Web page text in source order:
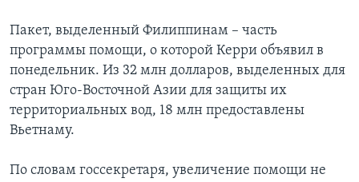
Пакет, выделенный Филиппинам – часть
программы помощи, о которой Керри объявил в
понедельник. Из 32 млн долларов, выделенных для
стран Юго-Восточной Азии для защиты их
территориальных вод, 18 млн предоставлены
Вьетнаму.
По словам госсекретаря, увеличение помощи не